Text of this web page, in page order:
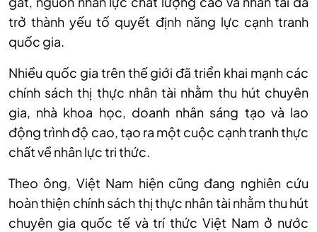
trở thành yếu tố quyết định năng lực cạnh tranh
quốc gia.
Nhiều quốc gia trên thế giới đã triển khai mạnh các
chính sách thị thực nhân tài nhằm thu hút chuyên
gia, nhà khoa học, doanh nhân sáng tạo và lao
động trình độ cao, tạo ra một cuộc cạnh tranh thực
chất về nhân lực tri thức.
Theo ông, Việt Nam hiện cũng đang nghiên cứu
hoàn thiện chính sách thị thực nhân tài nhằm thu hút
chuyên gia quốc tế và trí thức Việt Nam ở nước